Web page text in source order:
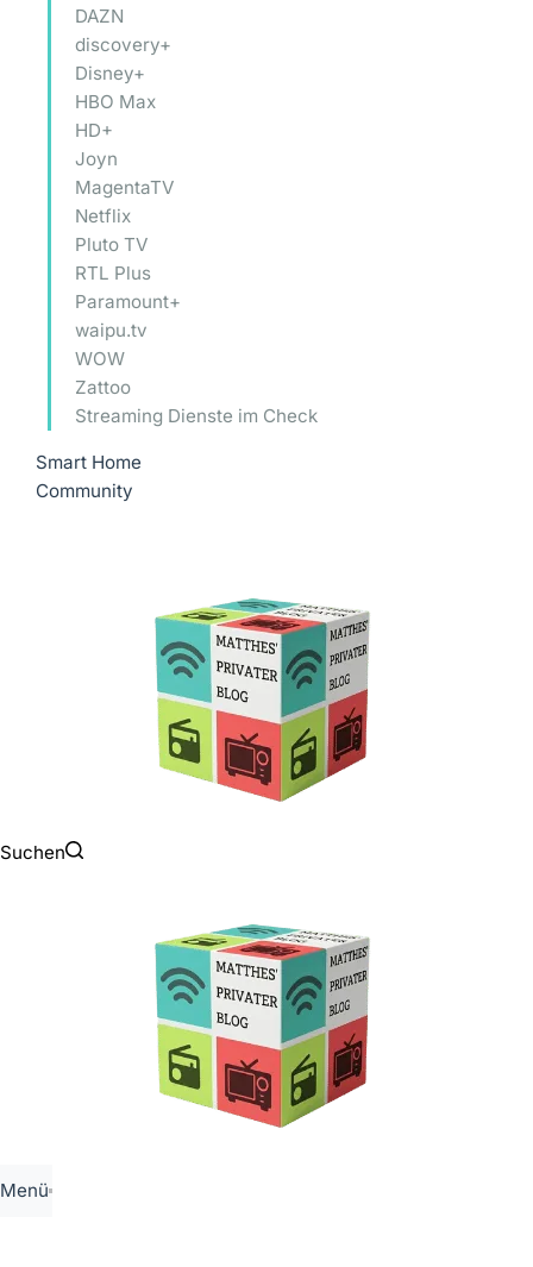
DAZN
discovery+
Disney+
HBO Max
HD+
Joyn
MagentaTV
Netflix
Pluto TV
RTL Plus
Paramount+
waipu.tv
WOW
Zattoo
Streaming Dienste im Check
Smart Home
Community
Suchen
Menü